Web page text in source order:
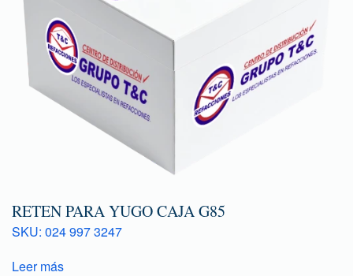
RETEN PARA YUGO CAJA G85
SKU: 024 997 3247
Leer más